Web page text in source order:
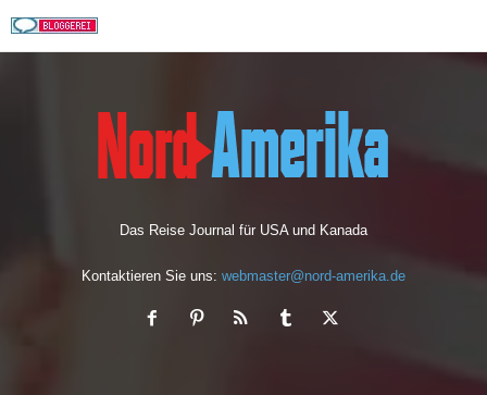
Das Reise Journal für USA und Kanada
Kontaktieren Sie uns: webmaster@nord-amerika.de